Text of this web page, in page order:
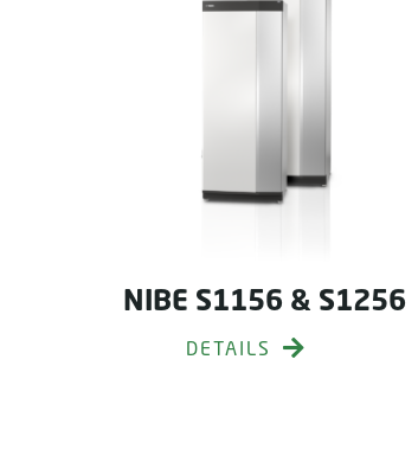
NIBE S1156 & S1256
DETAILS